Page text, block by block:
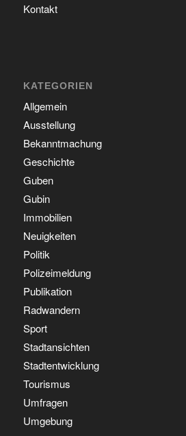
Kontakt
KATEGORIEN
Allgemein
Ausstellung
Bekanntmachung
Geschichte
Guben
Gubin
Immobilien
Neuigkeiten
Politik
Polizeimeldung
Publikation
Radwandern
Sport
Stadtansichten
Stadtentwicklung
Tourismus
Umfragen
Umgebung